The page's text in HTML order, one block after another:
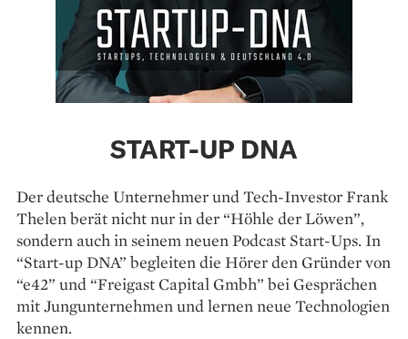
START-UP DNA
Der deutsche Unternehmer und Tech-Investor Frank
Thelen berät nicht nur in der “Höhle der Löwen”,
sondern auch in seinem neuen Podcast Start-Ups. In
“Start-up DNA” begleiten die Hörer den Gründer von
“e42” und “Freigast Capital Gmbh” bei Gesprächen
mit Jungunternehmen und lernen neue Technologien
kennen.